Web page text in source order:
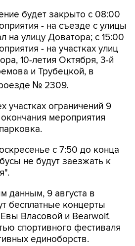
будет закрыто с 08:00
- на съезде с улицы
на улицу Доватора; с 15:00
- на участках улиц
10-летия Октября, 3-й
и Трубецкой, в
№ 2309.
участках ограничений 9
мероприятия
с 7:50 до конца
не будут заезжать к
данным, 9 августа в
бесплатные концерты
Власовой и Bearwolf.
спортивного фестиваля
единоборств.